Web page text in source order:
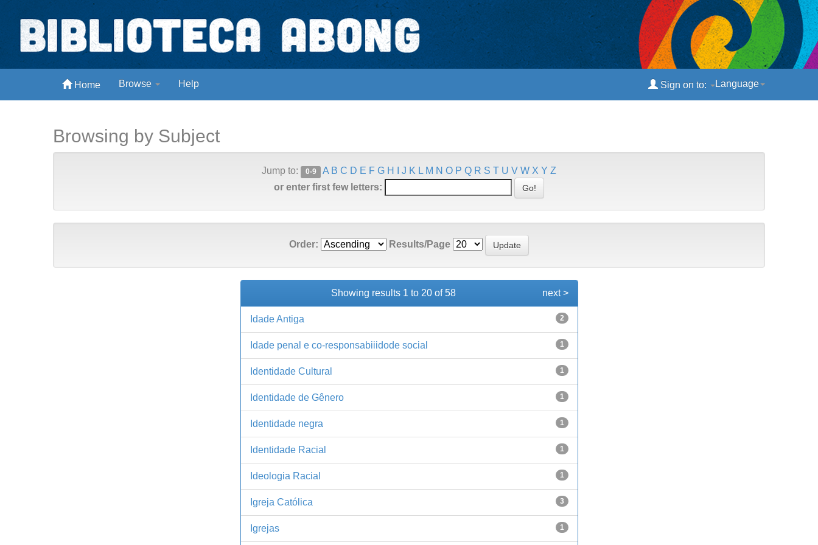
Skip
navigation
Home Browse Help Language
Sign on to:
Biblioteca Digital Abong
Espaços para ajustar tela
Browsing by Subject
Jump to: 0-9 A B C D E F G H J K L M N O P Q R S T U V W X Y Z
or enter first few letters:
Order: Results/Page
Showing results 1 to 20 of 58 next >
Idade Antiga 2
Idade penal e co-responsabiiidode social 1
Identidade Cultural 1
Identidade de Gênero 1
Identidade negra 1
Identidade Racial 1
Ideologia Racial 1
Igreja Católica 3
Igrejas 1